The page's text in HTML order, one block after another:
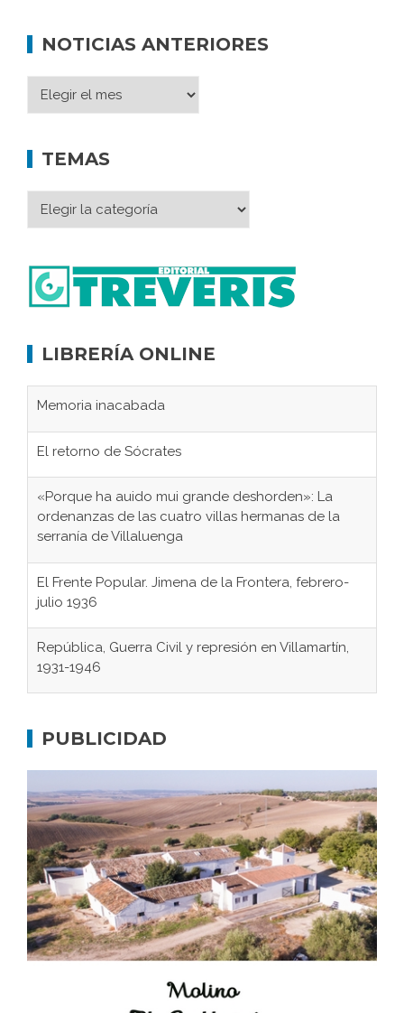
NOTICIAS ANTERIORES
TEMAS
LIBRERÍA ONLINE
Memoria inacabada
El retorno de Sócrates
«Porque ha auido mui grande deshorden»: La
ordenanzas de las cuatro villas hermanas de la
serranía de Villaluenga
El Frente Popular. Jimena de la Frontera, febrero-
julio 1936
República, Guerra Civil y represión en Villamartín,
1931-1946
concentración nazis
Bornos
El Frente Popular. Ubrique, febrero-julio 1936
Juntar las letras. La alfabetización en el campo: del
afán de saber a la autogestión
Historia y vivencias del poblado de Los Hurones
PUBLICIDAD